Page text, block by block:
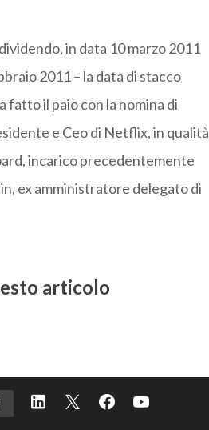
in data 10 marzo 2011
2011 – la data di stacco
fatto il paio con la nomina di
e Ceo di Netflix, in qualità
incarico precedentemente
ex amministratore delegato di
articolo